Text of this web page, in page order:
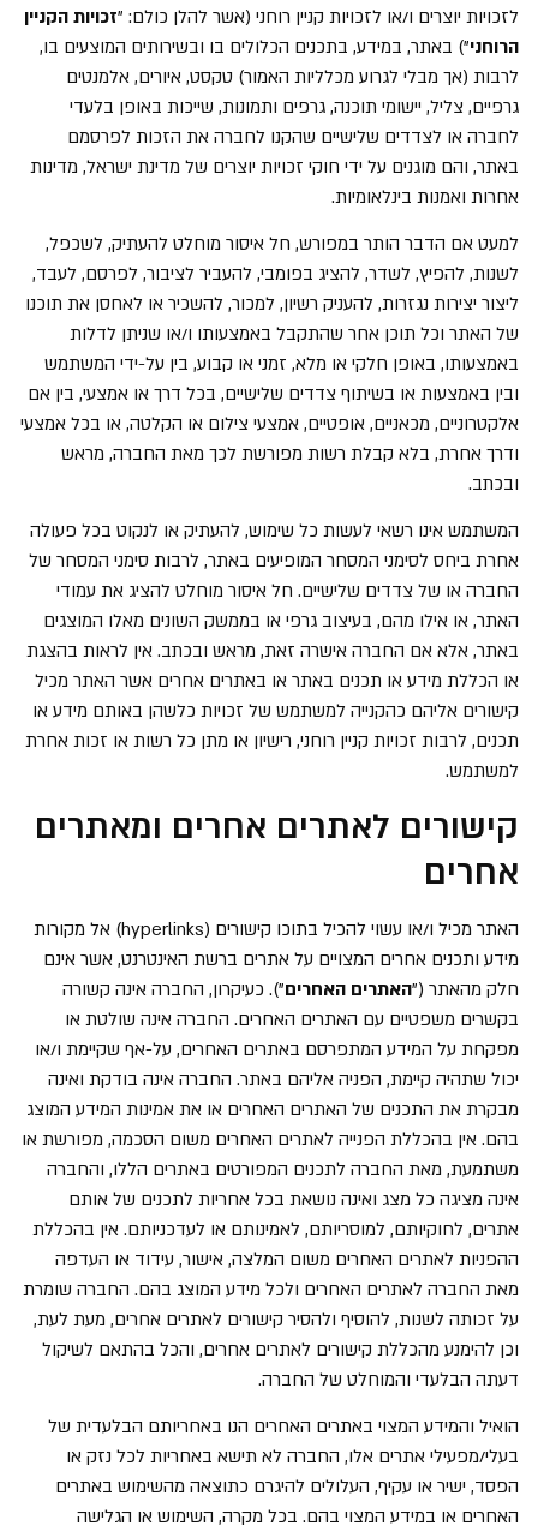
לזכויות יוצרים ו/או לזכויות קניין רוחני (אשר להלן כולם: "זכויות הקניין
הרוחני") באתר, במידע, בתכנים הכלולים בו ובשירותים המוצעים בו,
לרבות (אך מבלי לגרוע מכלליות האמור) טקסט, איורים, אלמנטים
גרפיים, צליל, יישומי תוכנה, גרפים ותמונות, שייכות באופן בלעדי
לחברה או לצדדים שלישיים שהקנו לחברה את הזכות לפרסמם
באתר, והם מוגנים על ידי חוקי זכויות יוצרים של מדינת ישראל, מדינות
אחרות ואמנות בינלאומיות.
למעט אם הדבר הותר במפורש, חל איסור מוחלט להעתיק, לשכפל,
לשנות, להפיץ, לשדר, להציג בפומבי, להעביר לציבור, לפרסם, לעבד,
ליצור יצירות נגזרות, להעניק רשיון, למכור, להשכיר או לאחסן את תוכנו
של האתר וכל תוכן אחר שהתקבל באמצעותו ו/או שניתן לדלות
באמצעותו, באופן חלקי או מלא, זמני או קבוע, בין על-ידי המשתמש
ובין באמצעות או בשיתוף צדדים שלישיים, בכל דרך או אמצעי, בין אם
אלקטרוניים, מכאניים, אופטיים, אמצעי צילום או הקלטה, או בכל אמצעי
ודרך אחרת, בלא קבלת רשות מפורשת לכך מאת החברה, מראש
ובכתב.
המשתמש אינו רשאי לעשות כל שימוש, להעתיק או לנקוט בכל פעולה
אחרת ביחס לסימני המסחר המופיעים באתר, לרבות סימני המסחר של
החברה או של צדדים שלישיים. חל איסור מוחלט להציג את עמודי
האתר, או אילו מהם, בעיצוב גרפי או בממשק השונים מאלו המוצגים
באתר, אלא אם החברה אישרה זאת, מראש ובכתב. אין לראות בהצגת
או הכללת מידע או תכנים באתר או באתרים אחרים אשר האתר מכיל
קישורים אליהם כהקנייה למשתמש של זכויות כלשהן באותם מידע או
תכנים, לרבות זכויות קניין רוחני, רישיון או מתן כל רשות או זכות אחרת
למשתמש.
קישורים לאתרים אחרים ומאתרים
אחרים
האתר מכיל ו/או עשוי להכיל בתוכו קישורים (hyperlinks) אל מקורות
מידע ותכנים אחרים המצויים על אתרים ברשת האינטרנט, אשר אינם
חלק מהאתר ("האתרים האחרים"). כעיקרון, החברה אינה קשורה
בקשרים משפטיים עם האתרים האחרים. החברה אינה שולטת או
מפקחת על המידע המתפרסם באתרים האחרים, על-אף שקיימת ו/או
יכול שתהיה קיימת, הפניה אליהם באתר. החברה אינה בודקת ואינה
מבקרת את התכנים של האתרים האחרים או את אמינות המידע המוצג
בהם. אין בהכללת הפנייה לאתרים האחרים משום הסכמה, מפורשת או
משתמעת, מאת החברה לתכנים המפורטים באתרים הללו, והחברה
אינה מציגה כל מצג ואינה נושאת בכל אחריות לתכנים של אותם
אתרים, לחוקיותם, למוסריותם, לאמינותם או לעדכניותם. אין בהכללת
ההפניות לאתרים האחרים משום המלצה, אישור, עידוד או העדפה
מאת החברה לאתרים האחרים ולכל מידע המוצג בהם. החברה שומרת
על זכותה לשנות, להוסיף ולהסיר קישורים לאתרים אחרים, מעת לעת,
וכן להימנע מהכללת קישורים לאתרים אחרים, והכל בהתאם לשיקול
דעתה הבלעדי והמוחלט של החברה.
הואיל והמידע המצוי באתרים האחרים הנו באחריותם הבלעדית של
בעלי/מפעילי אתרים אלו, החברה לא תישא באחריות לכל נזק או
הפסד, ישיר או עקיף, העלולים להיגרם כתוצאה מהשימוש באתרים
האחרים או במידע המצוי בהם. בכל מקרה, השימוש או הגלישה